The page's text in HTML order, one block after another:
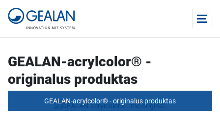
GEALAN-acrylcolor® -
originalus produktas
GEALAN-acrylcolor® - originalus produktas